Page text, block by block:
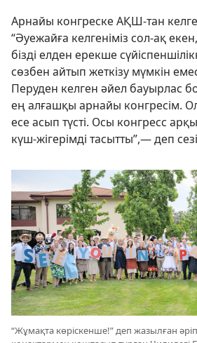
Арнайы конгреске АҚШ-тан
“Әуежайға келгеніміз сол-ақ
бізді елден ерекше
сөзбен айтып жеткізу мүмкін
Перуден келген әйел бауырлас
ең алғашқы арнайы конгресім.
есе асып түсті. Осы конгресс
күш-жігерімді тасытты”,— деп
“Жұмақта көріскенше!” деп жазылған